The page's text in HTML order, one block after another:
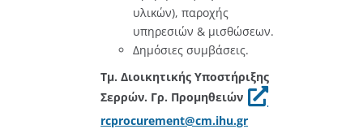
υλικών), παροχής
υπηρεσιών & μισθώσεων.
Δημόσιες συμβάσεις.
Τμ. Διοικητικής Υποστήριξης
Σερρών. Γρ. Προμηθειών
rcprocurement@cm.ihu.gr